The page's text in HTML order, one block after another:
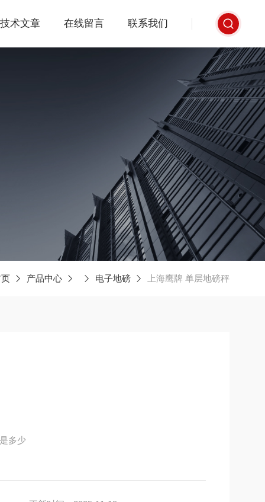
技术文章 在线留言 联系我们
产品中心 电子地磅 上海鹰牌 单层地磅秤
多少
因雨淋日晒，酸碱腐蚀及结构的热胀冷缩而出现秤